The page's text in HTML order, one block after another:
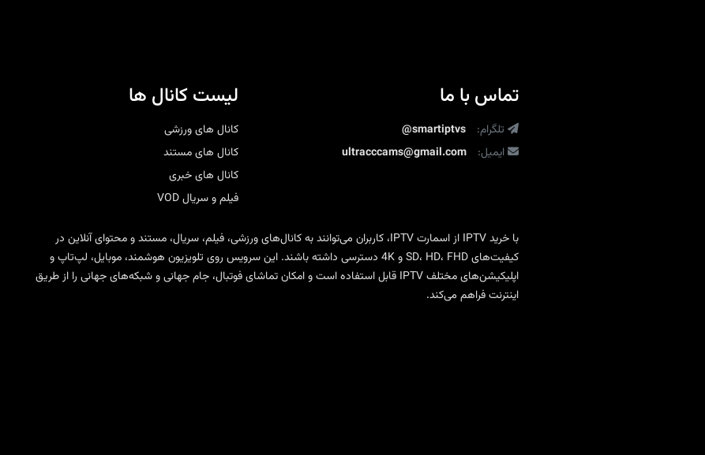
بدون
محدودیت
تماس با ما
تلگرام:
@smartiptvs
ایمیل:
ultracccams@gmail.com
لیست کانال ها
کانال های ورزشی
کانال های مستند
کانال های خبری
فیلم و سریال VOD
با خرید IPTV ازاسمارت IPTV
، کاربران می‌توانند به کانال‌های ورزشی، فیلم، سریال، مستند و محتوای آنلاین در
کیفیت‌های SD، HD، FHD و 4K دسترسی داشته باشند. این سرویس روی تلویزیون هوشمند، موبایل، لپ‌تاپ و
اپلیکیشن‌های مختلف IPTV قابل استفاده است و امکان تماشای فوتبال، جام جهانی و شبکه‌های جهانی را از طریق
اینترنت فراهم می‌کند.